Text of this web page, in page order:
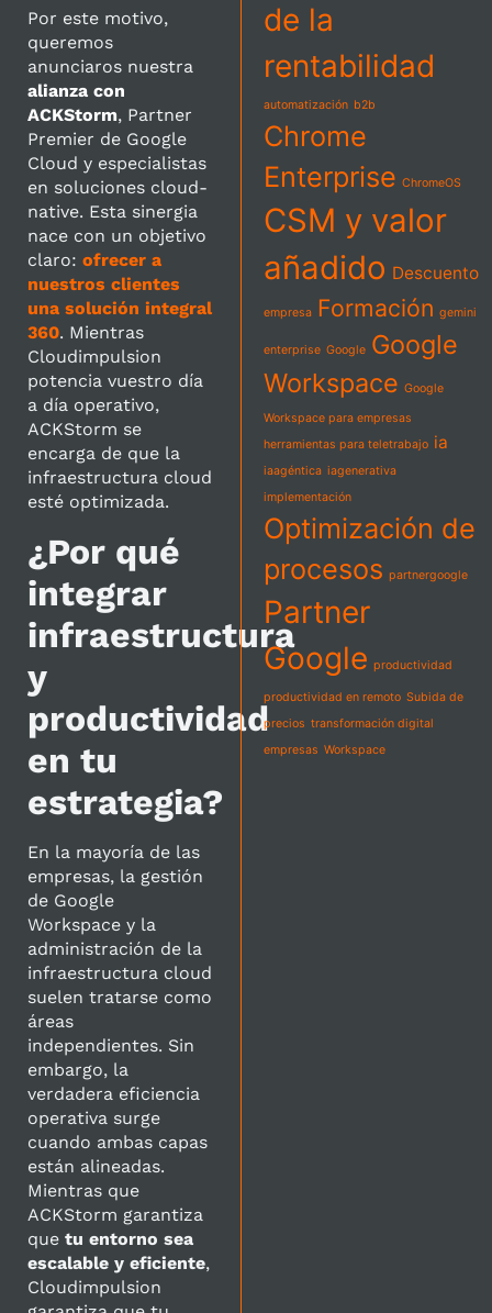
Por este motivo,
queremos
anunciaros nuestra
alianza con
ACKStorm, Partner
Premier de Google
Cloud y especialistas
en soluciones cloud-
native. Esta sinergia
nace con un objetivo
claro: ofrecer a
nuestros clientes
una solución integral
360. Mientras
Cloudimpulsion
potencia vuestro día
a día operativo,
ACKStorm se
encarga de que la
infraestructura cloud
esté optimizada.
¿Por qué
integrar
infraestructura
y
productividad
en tu
estrategia?
En la mayoría de las
empresas, la gestión
de Google
Workspace y la
administración de la
infraestructura cloud
suelen tratarse como
áreas
independientes. Sin
embargo, la
verdadera eficiencia
operativa surge
cuando ambas capas
están alineadas.
Mientras que
ACKStorm garantiza
que tu entorno sea
escalable y eficiente,
Cloudimpulsion
de la
rentabilidad
automatización b2b
Chrome
Enterprise ChromeOS
CSM y valor
añadido Descuento
empresa Formación gemini
enterprise Google Google
Workspace Google
Workspace para empresas
herramientas para teletrabajo ia
iaagéntica iagenerativa
implementación
Optimización de
procesos partnergoogle
Partner
Google productividad
productividad en remoto Subida de
precios transformación digital
empresas Workspace